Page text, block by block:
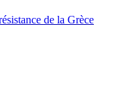
de la Grèce